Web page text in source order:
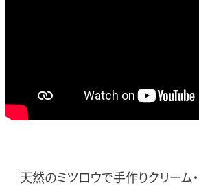
天然のミツロウで手作りクリーム・